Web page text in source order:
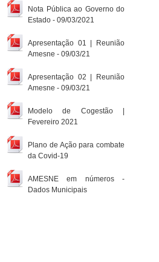
Nota Pública ao Governo do
Estado - 09/03/2021
Apresentação 01 | Reunião
Amesne - 09/03/21
Apresentação 02 | Reunião
Amesne - 09/03/21
Modelo de Cogestão |
Fevereiro 2021
Plano de Ação para combate
da Covid-19
AMESNE em números -
Dados Municipais